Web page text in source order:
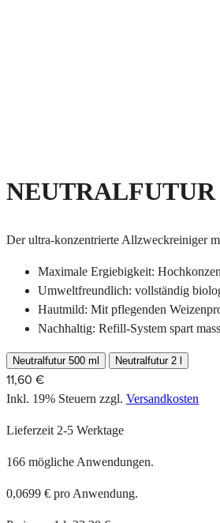
NEUTRALFUTUR
Der ultra-konzentrierte Allzweckreiniger
Maximale Ergiebigkeit:
Umweltfreundlich: vollständig
Hautmild: Mit pflegenden
Nachhaltig: Refill-System spart
Neutralfutur 500 ml Neutralfutur 2 l
11,60 €
Inkl. 19% Steuern zzgl. Versandkosten
Lieferzeit 2-5 Werktage
166 mögliche Anwendungen.
0,0699 € pro Anwendung.